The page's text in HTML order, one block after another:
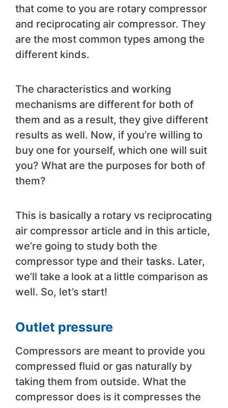
that come to you are rotary compressor
and reciprocating air compressor. They
are the most common types among the
different kinds.
The characteristics and working
mechanisms are different for both of
them and as a result, they give different
results as well. Now, if you’re willing to
buy one for yourself, which one will suit
you? What are the purposes for both of
them?
This is basically a rotary vs reciprocating
air compressor article and in this article,
we’re going to study both the
compressor type and their tasks. Later,
we’ll take a look at a little comparison as
well. So, let’s start!
Outlet pressure
Compressors are meant to provide you
compressed fluid or gas naturally by
taking them from outside. What the
compressor does is it compresses the